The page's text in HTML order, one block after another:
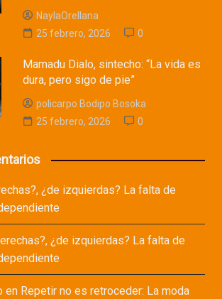
NaylaOrellana
25 febrero, 2026
0
Mamadu Dialo, sintecho: “La vida es
dura, pero sigo de pie”
policarpo Bodipo Bosoka
25 febrero, 2026
0
¿de izquierdas? La falta de
¿de izquierdas? La falta de
en Repetir no es retroceder: La moda